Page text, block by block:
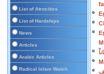
List of Atrocities
List of Hardships
News
Articles
Arabic Articles
Radical Islam Watch